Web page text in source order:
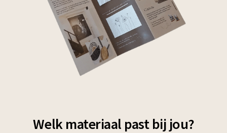
Welk materiaal past bij jou?